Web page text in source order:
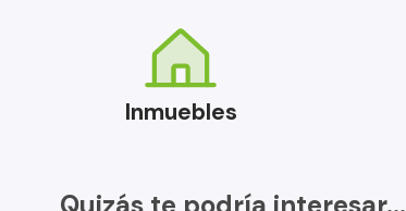
Inmuebles